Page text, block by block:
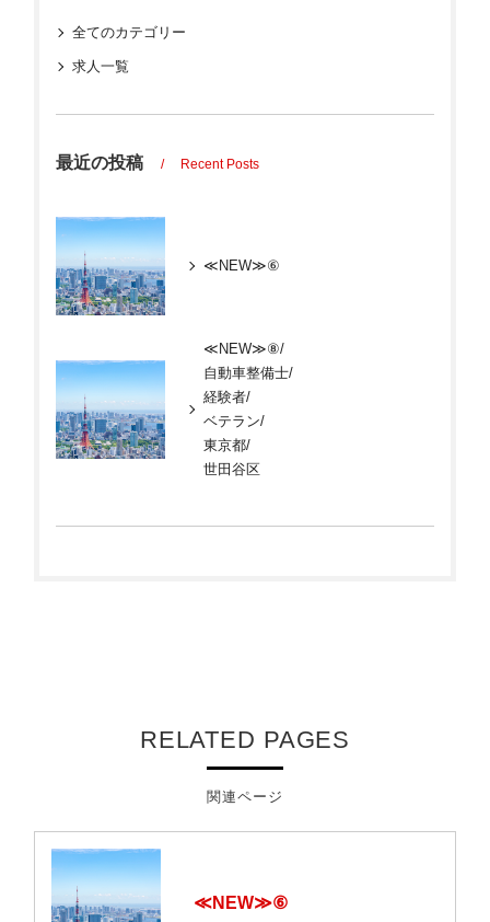
全てのカテゴリー
求人一覧
最近の投稿 Recent Posts
≪NEW≫⑥
≪NEW≫⑧/
自動車整備士/
経験者/
ベテラン/
東京都/
世田谷区
関連ページ
RELATED PAGES
≪NEW≫⑥